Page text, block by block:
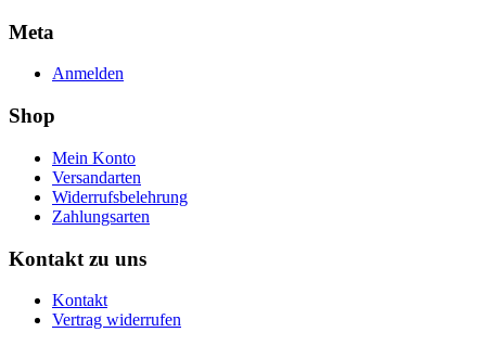
Meta
Anmelden
Shop
Mein Konto
Versandarten
Widerrufsbelehrung
Zahlungsarten
Kontakt zu uns
Kontakt
Vertrag widerrufen